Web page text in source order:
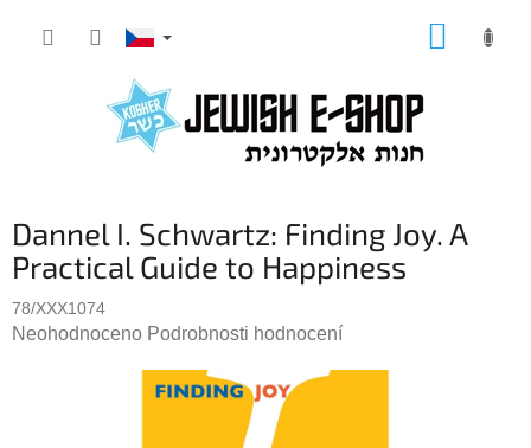
Dannel I. Schwartz: Finding Joy. A
Practical Guide to Happiness
78/XXX1074
Průměrné
Neohodnoceno Podrobnosti hodnocení